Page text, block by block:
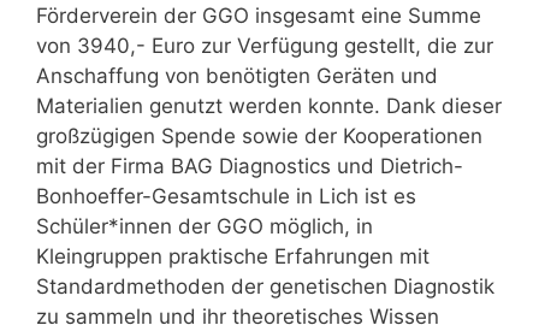
Förderverein der GGO insgesamt eine Summe
von 3940,- Euro zur Verfügung gestellt, die zur
Anschaffung von benötigten Geräten und
Materialien genutzt werden konnte. Dank dieser
großzügigen Spende sowie der Kooperationen
mit der Firma BAG Diagnostics und Dietrich-
Bonhoeffer-Gesamtschule in Lich ist es
Schüler*innen der GGO möglich, in
Kleingruppen praktische Erfahrungen mit
Standardmethoden der genetischen Diagnostik
zu sammeln und ihr theoretisches Wissen